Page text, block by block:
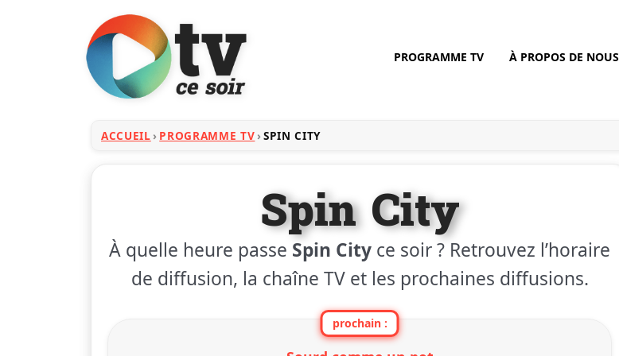
PROGRAMME TV À PROPOS DE NOUS
ACCUEIL PROGRAMME TV SPIN CITY
Spin City
À quelle heure passe Spin City ce soir ? Retrouvez l’horaire
de diffusion, la chaîne TV et les prochaines diffusions.
prochain :